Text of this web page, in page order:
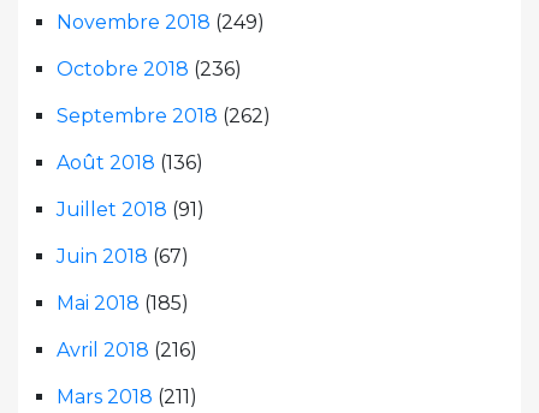
Novembre 2018 (249)
Octobre 2018 (236)
Septembre 2018 (262)
Août 2018 (136)
Juillet 2018 (91)
Juin 2018 (67)
Mai 2018 (185)
Avril 2018 (216)
Mars 2018 (211)